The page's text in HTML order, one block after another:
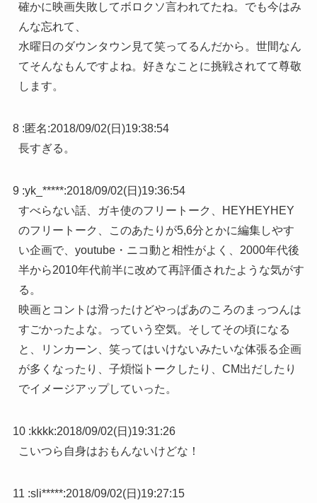
確かに映画失敗してボロクソ言われてたね。でも今はみ
んな忘れて、
水曜日のダウンタウン見て笑ってるんだから。世間なん
てそんなもんですよね。好きなことに挑戦されてて尊敬
します。
8 :匿名:2018/09/02(日)19:38:54
長すぎる。
9 :yk_*****:2018/09/02(日)19:36:54
すべらない話、ガキ使のフリートーク、HEYHEYHEY
のフリートーク、このあたりが5,6分とかに編集しやす
い企画で、youtube・ニコ動と相性がよく、2000年代後
半から2010年代前半に改めて再評価されたような気がす
る。
映画とコントは滑ったけどやっぱあのころのまっつんは
すごかったよな。っていう空気。そしてその頃になる
と、リンカーン、笑ってはいけないみたいな体張る企画
が多くなったり、子煩悩トークしたり、CM出だしたり
でイメージアップしていった。
10 :kkkk:2018/09/02(日)19:31:26
こいつら自身はおもんないけどな！
11 :sli*****:2018/09/02(日)19:27:15